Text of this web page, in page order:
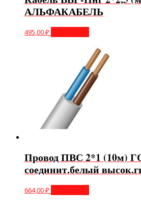
АЛЬФАКАБЕЛЬ
495,00₽
Провод ПВС 2*1 (10м)
соединит.белый
664,00₽